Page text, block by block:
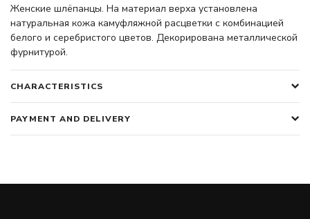
Женские шлёпанцы. На материал верха установлена
натуральная кожа камуфляжной расцветки с комбинацией
белого и серебристого цветов. Декорирована металлической
фурнитурой.
CHARACTERISTICS
PAYMENT AND DELIVERY